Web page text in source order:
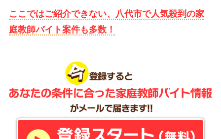
ここではご紹介できない、八代市で人気殺到の家
庭教師バイト案件も多数！